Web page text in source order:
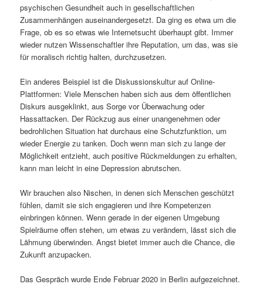
i
n
g
e
p
r
n
n
psychischen Gesundheit auch in gesellschaftlichen
Zusammenhängen auseinandergesetzt. Da ging es etwa um die
Frage, ob es so etwas wie Internetsucht überhaupt gibt. Immer
wieder nutzen Wissenschaftler ihre Reputation, um das, was sie
für moralisch richtig halten, durchzusetzen.
Ein anderes Beispiel ist die Diskussionskultur auf Online-
Plattformen: Viele Menschen haben sich aus dem öffentlichen
Diskurs ausgeklinkt, aus Sorge vor Überwachung oder
Hassattacken. Der Rückzug aus einer unangenehmen oder
bedrohlichen Situation hat durchaus eine Schutzfunktion, um
wieder Energie zu tanken. Doch wenn man sich zu lange der
Möglichkeit entzieht, auch positive Rückmeldungen zu erhalten,
kann man leicht in eine Depression abrutschen.
Wir brauchen also Nischen, in denen sich Menschen geschützt
fühlen, damit sie sich engagieren und ihre Kompetenzen
einbringen können. Wenn gerade in der eigenen Umgebung
Spielräume offen stehen, um etwas zu verändern, lässt sich die
Lähmung überwinden. Angst bietet immer auch die Chance, die
Zukunft anzupacken.
Das Gespräch wurde Ende Februar 2020 in Berlin aufgezeichnet.